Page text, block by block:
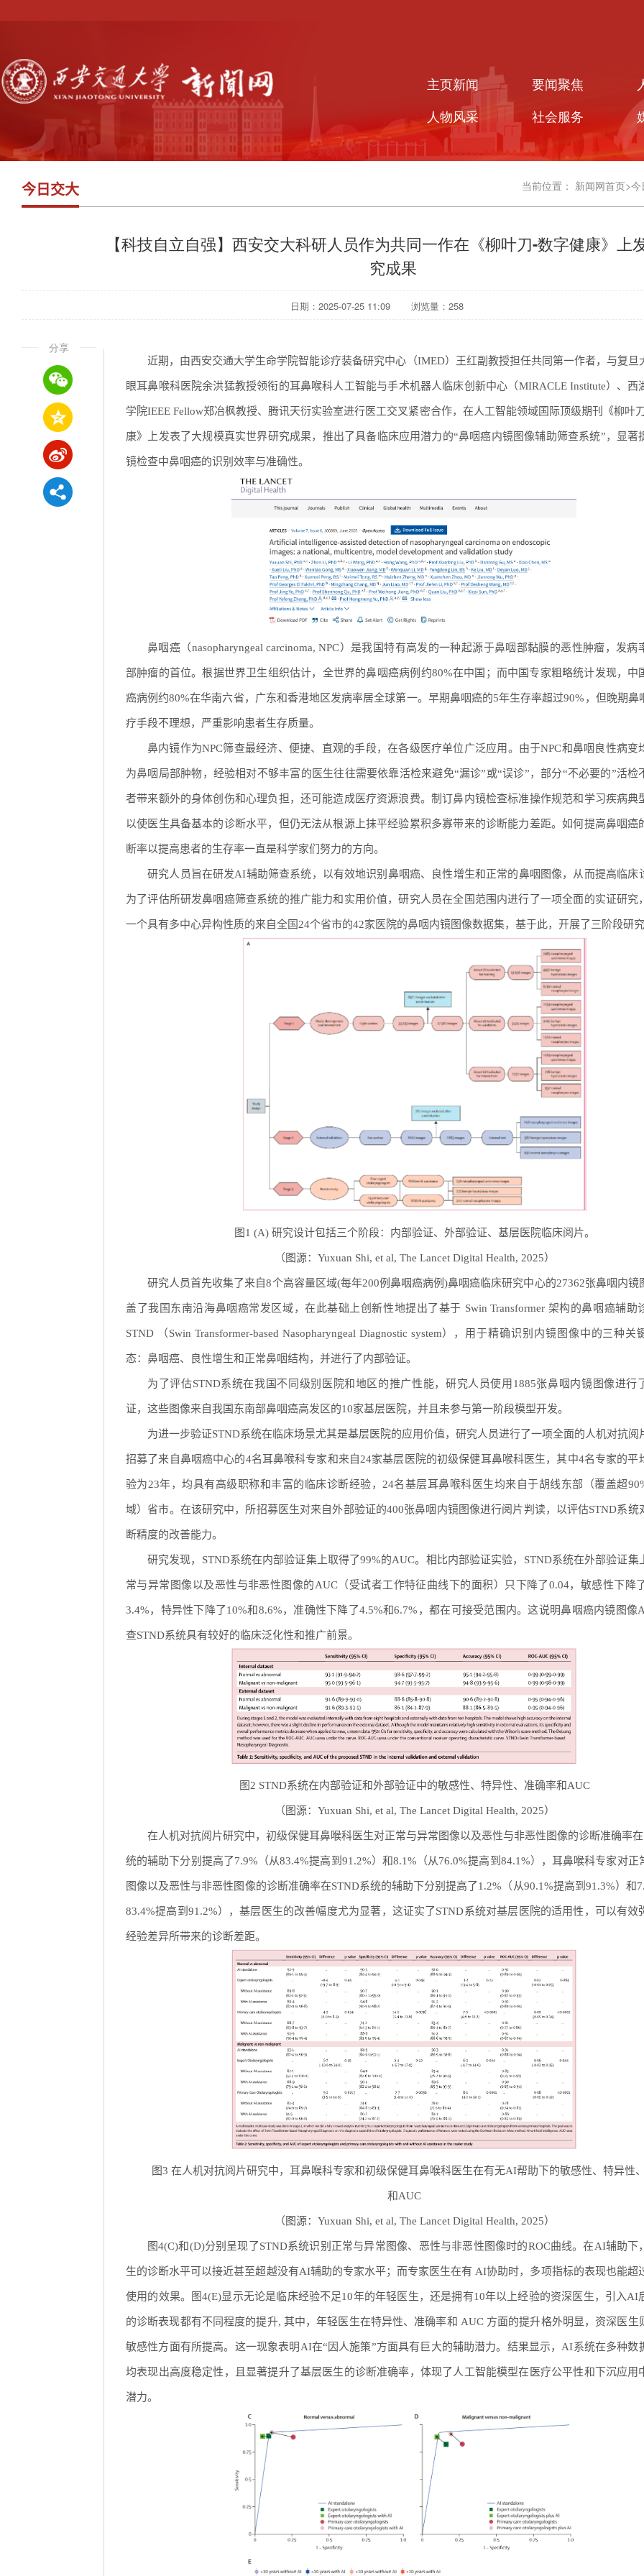
主页新闻 要闻聚焦
人物风采
社会服务
当前位置： 新闻网首页>今
今日交大
分享
【科技自立自强】西安交大科研人员作为共同一作在《柳叶刀-数字健康》上
究成果
日期：2025-07-25 11:09 浏览量： 258
近期，由西安交通大学生命学院智能诊疗装备研究中心（IMED）王红副教授担任共同第一作者，与复旦
眼耳鼻喉科医院余洪猛教授领衔的耳鼻喉科人工智能与手术机器人临床创新中心（MIRACLE Institute）、西
学院IEEE Fellow郑冶枫教授、腾讯天衍实验室进行医工交叉紧密合作，在人工智能领域国际顶级期刊《柳叶
康》上发表了大规模真实世界研究成果，推出了具备临床应用潜力的“鼻咽癌内镜图像辅助筛查系统”，显著
镜检查中鼻咽癌的识别效率与准确性。
鼻咽癌（nasopharyngeal carcinoma, NPC）是我国特有高发的一种起源于鼻咽部黏膜的恶性肿瘤，发病
部肿瘤的首位。根据世界卫生组织估计，全世界的鼻咽癌病例约80%在中国；而中国专家粗略统计发现，中
癌病例约80%在华南六省，广东和香港地区发病率居全球第一。早期鼻咽癌的5年生存率超过90%，但晚期鼻
疗手段不理想，严重影响患者生存质量。
鼻内镜作为NPC筛查最经济、便捷、直观的手段，在各级医疗单位广泛应用。由于NPC和鼻咽良性病变
为鼻咽局部肿物，经验相对不够丰富的医生往往需要依靠活检来避免“漏诊”或“误诊”，部分“不必要的”活检
者带来额外的身体创伤和心理负担，还可能造成医疗资源浪费。制订鼻内镜检查标准操作规范和学习疾病典
以使医生具备基本的诊断水平，但仍无法从根源上抹平经验累积多寡带来的诊断能力差距。如何提高鼻咽癌
断率以提高患者的生存率一直是科学家们努力的方向。
研究人员旨在研发AI辅助筛查系统，以有效地识别鼻咽癌、良性增生和正常的鼻咽图像，从而提高临床
为了评估所研发鼻咽癌筛查系统的推广能力和实用价值，研究人员在全国范围内进行了一项全面的实证研究
一个具有多中心异构性质的来自全国24个省市的42家医院的鼻咽内镜图像数据集，基于此，开展了三阶段研
图1 (A) 研究设计包括三个阶段：内部验证、外部验证、基层医院临床阅片。
（图源：Yuxuan Shi, et al, The Lancet Digital Health, 2025）
研究人员首先收集了来自8个高容量区域(每年200例鼻咽癌病例)鼻咽癌临床研究中心的27362张鼻咽内镜
盖了我国东南沿海鼻咽癌常发区域，在此基础上创新性地提出了基于 Swin Transformer 架构的鼻咽癌辅助
STND （Swin Transformer-based Nasopharyngeal Diagnostic system），用于精确识别内镜图像中的三种关
态：鼻咽癌、良性增生和正常鼻咽结构，并进行了内部验证。
为了评估STND系统在我国不同级别医院和地区的推广性能，研究人员使用1885张鼻咽内镜图像进行
证，这些图像来自我国东南部鼻咽癌高发区的10家基层医院，并且未参与第一阶段模型开发。
为进一步验证STND系统在临床场景尤其是基层医院的应用价值，研究人员进行了一项全面的人机对抗阅
招募了来自鼻咽癌中心的4名耳鼻喉科专家和来自24家基层医院的初级保健耳鼻喉科医生，其中4名专家的平
验为23年，均具有高级职称和丰富的临床诊断经验，24名基层耳鼻喉科医生均来自于胡线东部（覆盖超
域）省市。在该研究中，所招募医生对来自外部验证的400张鼻咽内镜图像进行阅片判读，以评估STND系统
断精度的改善能力。
研究发现，STND系统在内部验证集上取得了99%的AUC。相比内部验证实验，STND系统在外部验证集
常与异常图像以及恶性与非恶性图像的AUC（受试者工作特征曲线下的面积）只下降了0.04，敏感性下降
3.4%，特异性下降了10%和8.6%，准确性下降了4.5%和6.7%，都在可接受范围内。这说明鼻咽癌内镜图像
查STND系统具有较好的临床泛化性和推广前景。
图2 STND系统在内部验证和外部验证中的敏感性、特异性、准确率和AUC
（图源：Yuxuan Shi, et al, The Lancet Digital Health, 2025）
在人机对抗阅片研究中，初级保健耳鼻喉科医生对正常与异常图像以及恶性与非恶性图像的诊断准确率
统的辅助下分别提高了7.9%（从83.4%提高到91.2%）和8.1%（从76.0%提高到84.1%），耳鼻喉科专家对正
图像以及恶性与非恶性图像的诊断准确率在STND系统的辅助下分别提高了1.2%（从90.1%提高到91.3%）和
83.4%提高到91.2%），基层医生的改善幅度尤为显著，这证实了STND系统对基层医院的适用性，可以有效
经验差异所带来的诊断差距。
图3 在人机对抗阅片研究中，耳鼻喉科专家和初级保健耳鼻喉科医生在有无AI帮助下的敏感性、特异性
和AUC
（图源：Yuxuan Shi, et al, The Lancet Digital Health, 2025）
图4(C)和(D)分别呈现了STND系统识别正常与异常图像、恶性与非恶性图像时的ROC曲线。在AI辅助下
生的诊断水平可以接近甚至超越没有AI辅助的专家水平；而专家医生在有 AI协助时，多项指标的表现也能超
使用的效果。图4(E)显示无论是临床经验不足10年的年轻医生，还是拥有10年以上经验的资深医生，引入AI
的诊断表现都有不同程度的提升, 其中，年轻医生在特异性、准确率和 AUC 方面的提升格外明显，资深医生
敏感性方面有所提高。这一现象表明AI在“因人施策”方面具有巨大的辅助潜力。结果显示，AI系统在多种数
均表现出高度稳定性，且显著提升了基层医生的诊断准确率，体现了人工智能模型在医疗公平性和下沉应用
潜力。